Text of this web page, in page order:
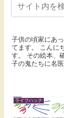
子供の頃家にあ
てます。 こんに
す。 その絵本、
子の鬼たちに名
ライフハック